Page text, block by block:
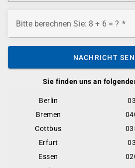
Sie finden uns an
Berlin
Bremen
Cottbus
Erfurt
Essen
Bitte berechnen Sie: 8 + 6 = ?
NACHRICHT